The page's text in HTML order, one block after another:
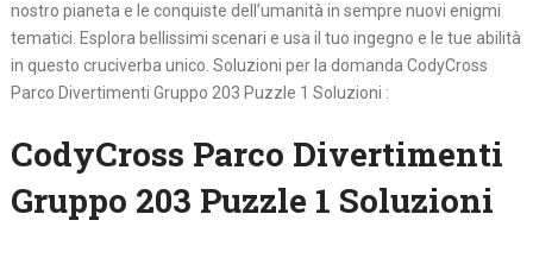
nostro pianeta e le conquiste dell’umanità in sempre nuovi enigmi
tematici. Esplora bellissimi scenari e usa il tuo ingegno e le tue abilità
in questo cruciverba unico. Soluzioni per la domanda CodyCross
Parco Divertimenti Gruppo 203 Puzzle 1 Soluzioni :
CodyCross Parco Divertimenti
Gruppo 203 Puzzle 1 Soluzioni